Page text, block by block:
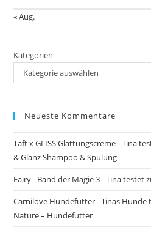
« Aug.
Kategorien
Kategorie auswählen
Neueste Kommentare
Taft x GLISS Glättungscreme - Tina
& Glanz Shampoo & Spülung
Fairy - Band der Magie 3 - Tina testet
Carnilove Hundefutter - Tinas Hunde
Nature – Hundefutter